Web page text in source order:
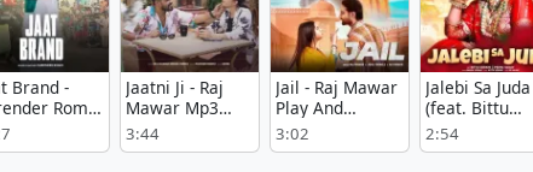
Brand -
Romio
And
mp3
Jaatni Ji - Raj
Mawar Mp3
Free Download
3:44
Jail - Raj Mawar
Play And
Download mp3
song
3:02
Jalebi Sa Juda
(feat. Bittu
Sorkhi) - Swara
Verma Song
2:54